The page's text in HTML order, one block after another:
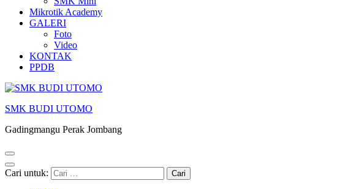
Mikrotik Academy
GALERI
Foto
Video
KONTAK
PPDB
SMK BUDI UTOMO
Gadingmangu Perak Jombang
Cari untuk: